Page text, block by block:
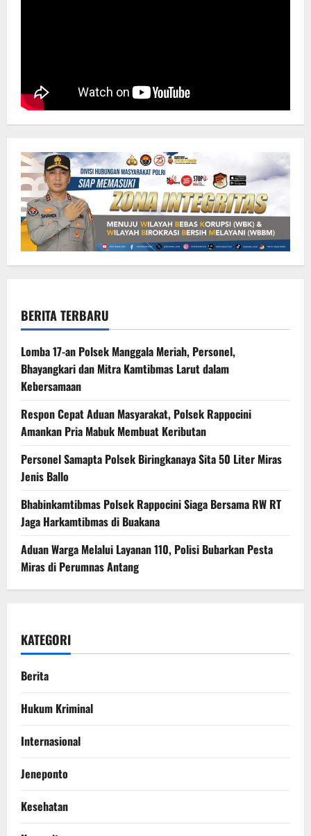
BERITA TERBARU
Lomba 17-an Polsek Manggala Meriah, Personel,
Bhayangkari dan Mitra Kamtibmas Larut dalam
Kebersamaan
Respon Cepat Aduan Masyarakat, Polsek Rappocini
Amankan Pria Mabuk Membuat Keributan
Personel Samapta Polsek Biringkanaya Sita 50 Liter Miras
Jenis Ballo
Bhabinkamtibmas Polsek Rappocini Siaga Bersama RW RT
Jaga Harkamtibmas di Buakana
Aduan Warga Melalui Layanan 110, Polisi Bubarkan Pesta
Miras di Perumnas Antang
KATEGORI
Berita
Hukum Kriminal
Internasional
Jeneponto
Kesehatan